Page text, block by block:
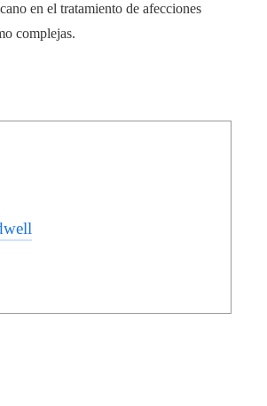
en el tratamiento de afecciones
complejas.